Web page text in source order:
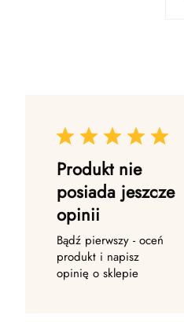
Produkt nie
posiada jeszcze
opinii
Bądź pierwszy - oceń
produkt i napisz
opinię o sklepie